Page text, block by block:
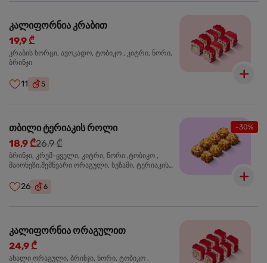
კალიფორნია კრაბით
19,9 ₾
კრაბის ხორცი, ავოკადო, ტობიკო , კიტრი, ნორი,
ბრინჯი
11 5
-30%
თბილი ტერიაკის როლი
18,9 ₾26,9 ₾
ბრინჯი, კრემ-ყველი, კიტრი, ნორი ,ტობიკო ,
მაიონეზი,შემწვარი ორაგული, სეზამი, ტერიაკის
26 6
კალიფორნია ორაგულით
24,9 ₾
ახალი ორაგული, ბრინჯი, ნორი, ტობიკო ,